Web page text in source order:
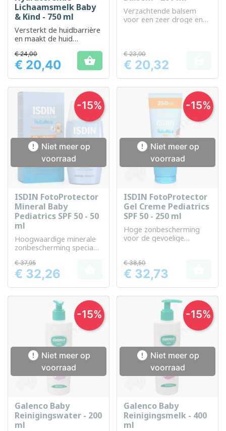
Lichaamsmelk Baby
& Kind - 750 ml
Versterkt de huidbarrière
en maakt de huid
zachter.
Prijs
€ 24,00
€ 20,40 
Verzachtende balsem
voor een zeer droge en
Prijs
€ 23,90
€ 20,32
 Niet meer op
voorraad
ISDIN FotoProtector
Mineral Baby
Pediatrics SPF 50 - 50
ml
Hoogwaardige minerale
zonbescherming speciaal
gevoelige kinderhuid
Prijs
€ 37,95
€ 32,26
-15%
 Niet meer op
voorraad
ISDIN FotoProtector
Gel Creme Pediatrics
SPF 50 - 250 ml
Hoge zonbescherming
voor de gevoelige
Prijs
€ 38,50
€ 32,73
-15%
 Niet meer op
voorraad
Galenco Baby
Reinigingswater - 200
ml
-15%
 Niet meer op
voorraad
Galenco Baby
Reinigingsmelk - 400
ml
-15%